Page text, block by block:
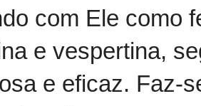
com Ele como
e vespertina,
e eficaz. Faz-